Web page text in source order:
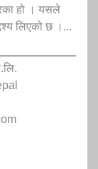
हो । यसले
लिएको छ ।...